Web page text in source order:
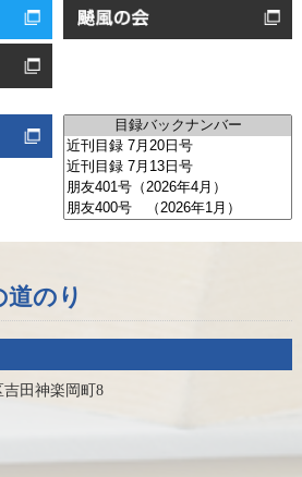
道のり
田神楽岡町8